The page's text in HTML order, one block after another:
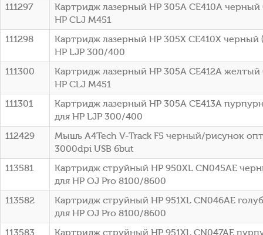
111297
Картридж лазерный HP 305A CE410A черный
HP CLJ M451
111298
Картридж лазерный HP 305X CE410X черный
HP LJP 300/400
111300
Картридж лазерный HP 305A CE412A желтый
HP CLJ M451
111301
Картридж лазерный HP 305A CE413A
для HP LJP 300/400
112429
Мышь A4Tech V-Track F5 черный/рисунок
3000dpi USB 6but
113581
Картридж струйный HP 950XL CN045AE
для HP OJ Pro 8100/8600
113582
Картридж струйный HP 951XL CN046AE
для HP OJ Pro 8100/8600
113583
Картридж струйный HP 951XL CN047AE